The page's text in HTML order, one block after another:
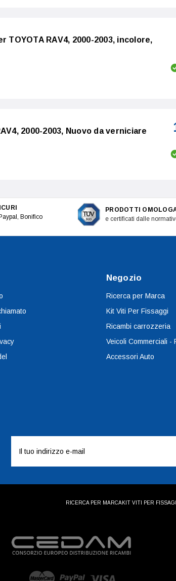
RAV4, 2000-2003, incolore,
2000-2003, Nuovo da verniciare
Bonifico
PRODOTTI
e certificati dalle
Negozio
Ricerca per Marca
Kit Viti Per Fissaggi
Ricambi carrozzeria
Veicoli Commerciali -
Accessori Auto
mail
RICERCA PER MARCAKIT VITI PER